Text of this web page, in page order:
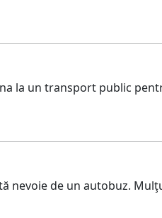
la un transport public
nevoie de un autobuz.